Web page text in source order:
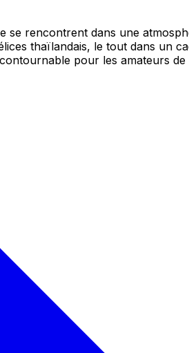
rencontrent dans une
thaïlandais, le tout dans un
pour les amateurs de